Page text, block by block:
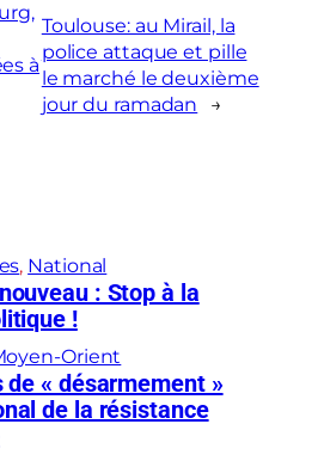
à
Toulouse: au Mirail, la
police attaque et pille
le marché le deuxième
jour du ramadan
→
, National
: Stop à la
!
Orient
de « désarmement »
de la résistance